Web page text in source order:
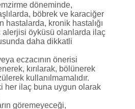
döneminde,
böbrek ve karaciğer
hastalarda, kronik hastalığı
alerjisi öyküsü olanlarda ilaç
daha dikkatli
eczacının önerisi
kırılarak, bölünerek
kullanılmamalıdır.
her ilaç buna uygun olarak
göremeyeceği,